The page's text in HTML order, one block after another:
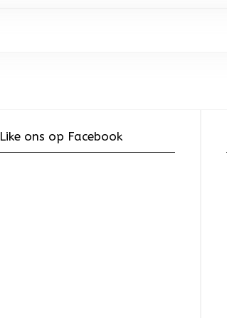
Like ons op Facebook